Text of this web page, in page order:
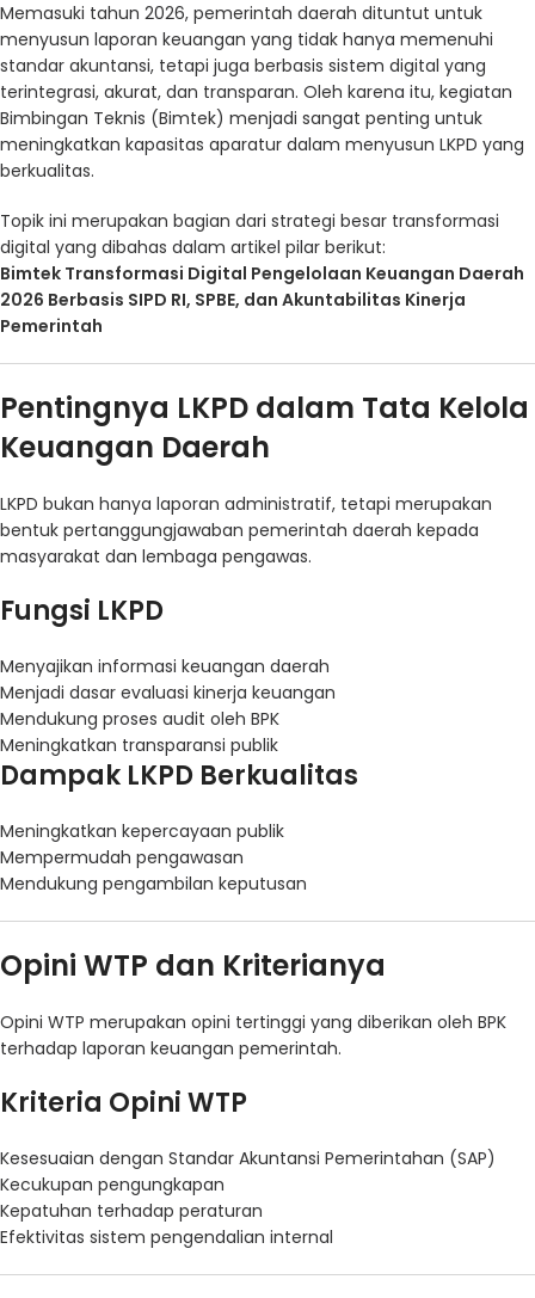
Memasuki tahun 2026, pemerintah daerah dituntut untuk
menyusun laporan keuangan yang tidak hanya memenuhi
standar akuntansi, tetapi juga berbasis sistem digital yang
terintegrasi, akurat, dan transparan. Oleh karena itu, kegiatan
Bimbingan Teknis (Bimtek) menjadi sangat penting untuk
meningkatkan kapasitas aparatur dalam menyusun LKPD yang
berkualitas.
Topik ini merupakan bagian dari strategi besar transformasi
digital yang dibahas dalam artikel pilar berikut:
Bimtek Transformasi Digital Pengelolaan Keuangan Daerah
2026 Berbasis SIPD RI, SPBE, dan Akuntabilitas Kinerja
Pemerintah
Pentingnya LKPD dalam Tata Kelola
Keuangan Daerah
LKPD bukan hanya laporan administratif, tetapi merupakan
bentuk pertanggungjawaban pemerintah daerah kepada
masyarakat dan lembaga pengawas.
Fungsi LKPD
Menyajikan informasi keuangan daerah
Menjadi dasar evaluasi kinerja keuangan
Mendukung proses audit oleh BPK
Meningkatkan transparansi publik
Dampak LKPD Berkualitas
Meningkatkan kepercayaan publik
Mempermudah pengawasan
Mendukung pengambilan keputusan
Opini WTP dan Kriterianya
Opini WTP merupakan opini tertinggi yang diberikan oleh BPK
terhadap laporan keuangan pemerintah.
Kriteria Opini WTP
Kesesuaian dengan Standar Akuntansi Pemerintahan (SAP)
Kecukupan pengungkapan
Kepatuhan terhadap peraturan
Efektivitas sistem pengendalian internal